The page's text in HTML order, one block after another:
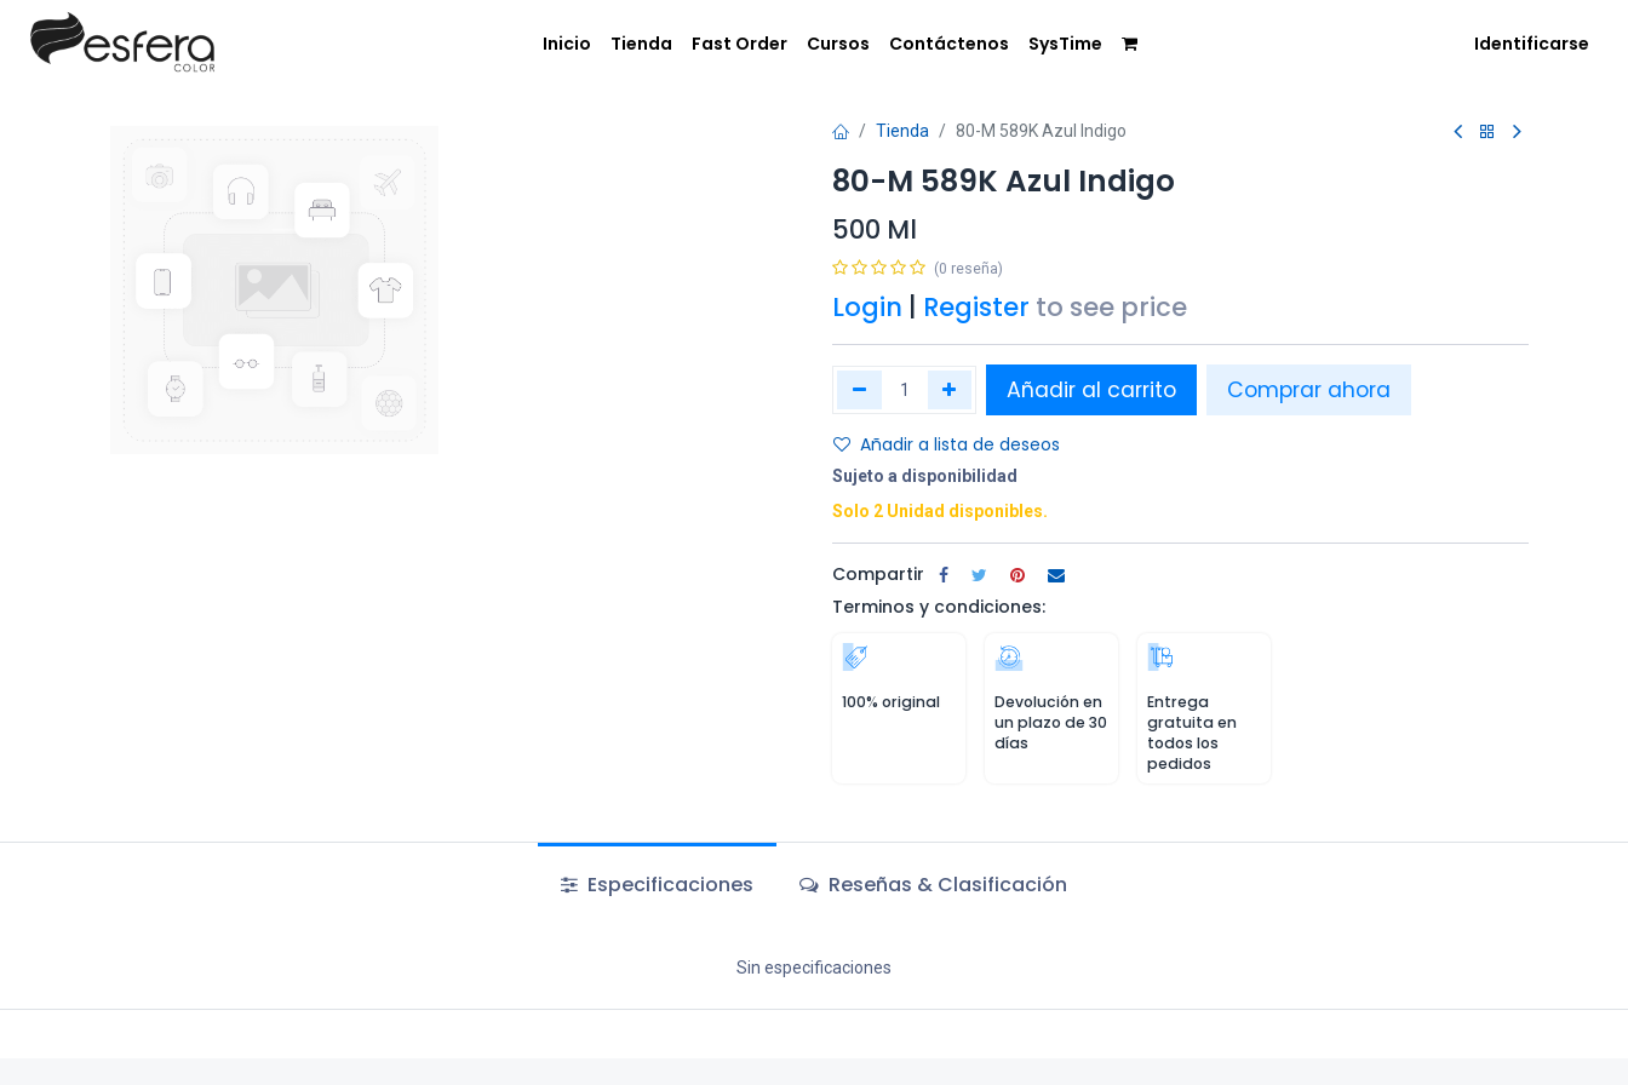
Inicio Tienda Fast Order Cursos Contáctenos SysTime Identificarse
Tienda 80-M 589K Azul Indigo
80-M 589K Azul Indigo
500 Ml
(0 reseña)
Login Register to see price
Añadir al carrito Comprar ahora
Añadir a lista de deseos
Sujeto a disponibilidad
Solo 2 Unidad disponibles.
Compartir
Terminos y condiciones:
100% original
Devolución en
un plazo de 30
días
Entrega
gratuita en
todos los
pedidos
Especificaciones Reseñas & Clasificación
Sin especificaciones